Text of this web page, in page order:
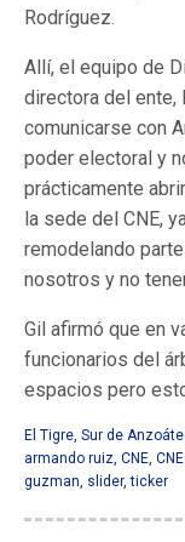
Rodríguez.
Allí, el equipo de
directora del ente,
comunicarse con
poder electoral y
prácticamente
la sede del CNE,
remodelando
nosotros y no
Gil afirmó que en
funcionarios del
espacios pero
El Tigre, Sur de
armando ruiz, CNE,
guzman, slider,ticker